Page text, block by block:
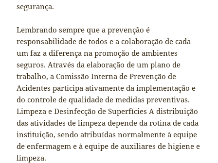
segurança.
Lembrando sempre que a prevenção é
responsabilidade de todos e a colaboração de cada
um faz a diferença na promoção de ambientes
seguros. Através da elaboração de um plano de
trabalho, a Comissão Interna de Prevenção de
Acidentes participa ativamente da implementação e
do controle de qualidade de medidas preventivas.
Limpeza e Desinfecção de Superfícies A distribuição
das atividades de limpeza depende da rotina de cada
instituição, sendo atribuídas normalmente à equipe
de enfermagem e à equipe de auxiliares de higiene e
limpeza.